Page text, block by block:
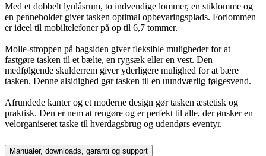
Med et dobbelt lynlåsrum, to indvendige lommer, en stiklomme og
en penneholder giver tasken optimal opbevaringsplads. Forlommen
er ideel til mobiltelefoner på op til 6,7 tommer.
Molle-stroppen på bagsiden giver fleksible muligheder for at
fastgøre tasken til et bælte, en rygsæk eller en vest. Den
medfølgende skulderrem giver yderligere mulighed for at bære
tasken. Denne alsidighed gør tasken til en uundværlig følgesvend.
Afrundede kanter og et moderne design gør tasken æstetisk og
praktisk. Den er nem at rengøre og er perfekt til alle, der ønsker en
velorganiseret taske til hverdagsbrug og udendørs eventyr.
Manualer, downloads, garanti og support